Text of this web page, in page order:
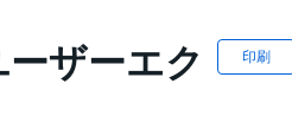
印刷
ザーエク